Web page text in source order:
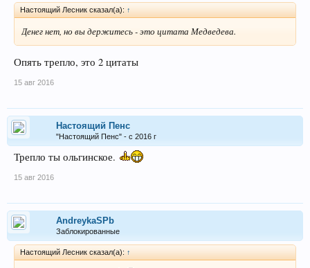
Настоящий Лесник сказал(а): ↑
Денег нет, но вы держитесь - это цитата Медведева.
Опять трепло, это 2 цитаты
15 авг 2016
Настоящий Пенс
"Настоящий Пенс" - с 2016 г
Трепло ты ольгинское.
15 авг 2016
AndreykaSPb
Заблокированные
Настоящий Лесник сказал(а): ↑